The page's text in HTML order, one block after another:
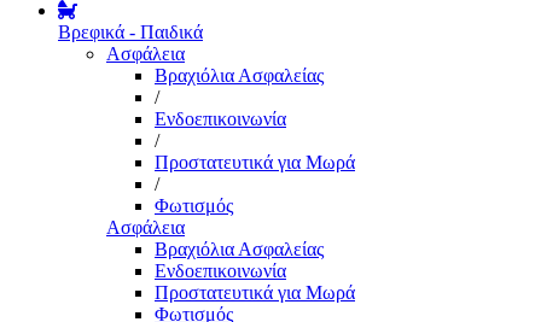
Βρεφικά - Παιδικά
Ασφάλεια
Βραχιόλια Ασφαλείας
/
Ενδοεπικοινωνία
/
Προστατευτικά για Μωρά
/
Φωτισμός
Ασφάλεια
Βραχιόλια Ασφαλείας
Ενδοεπικοινωνία
Προστατευτικά για Μωρά
Φωτισμός